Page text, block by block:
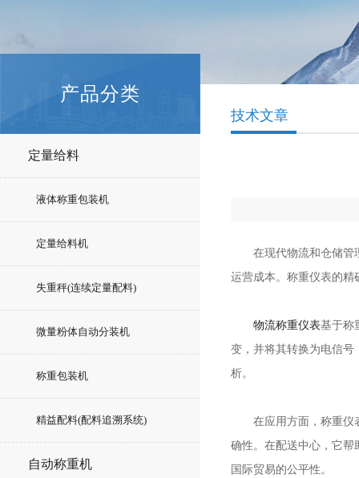
产品分类
定量给料
液体称重包装机
定量给料机
失重秤(连续定量配料)
微量粉体自动分装机
称重包装机
精益配料(配料追溯系统)
自动称重机
技术文章
在现代物流和仓储管理
运营成本。称重仪表的精
物流称重仪表基于称
变，并将其转换为电信号
析。
在应用方面，称重仪表
确性。在配送中心，它帮
国际贸易的公平性。